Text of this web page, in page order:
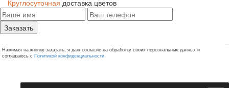
Круглосуточная доставка цветов
Заказать
Нажимая на кнопку заказать, я даю согласие на обработку своих персональных данных и
соглашаюсь с Политикой конфиденциальности